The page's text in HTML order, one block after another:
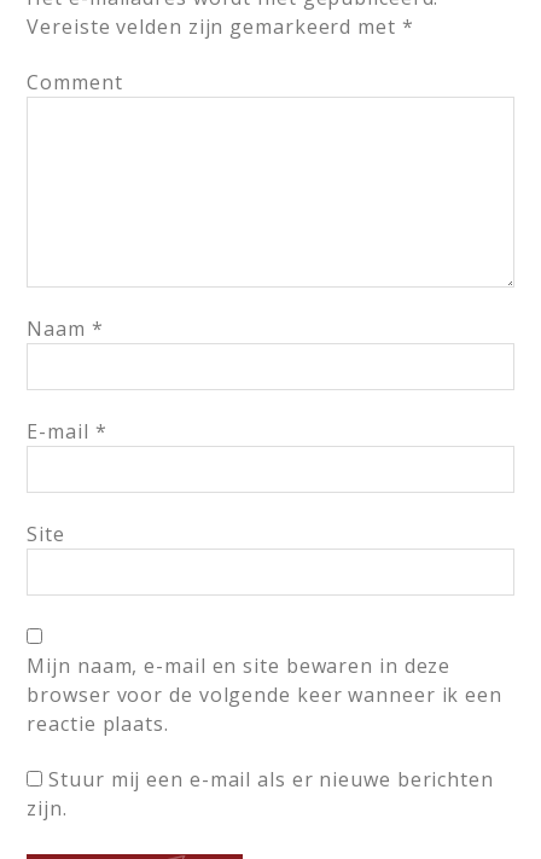
Vereiste velden zijn gemarkeerd met *
Comment
Naam *
E-mail *
Site
Mijn naam, e-mail en site bewaren in deze
browser voor de volgende keer wanneer ik een
reactie plaats.
Stuur mij een e-mail als er nieuwe berichten
zijn.